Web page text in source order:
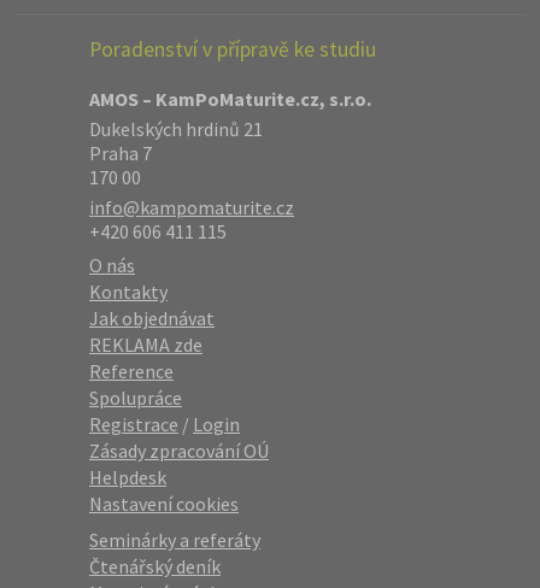
Poradenství v přípravě ke studiu
AMOS – KamPoMaturite.cz, s.r.o.
Dukelských hrdinů 21
Praha 7
170 00
info@kampomaturite.cz
+420 606 411 115
O nás
Kontakty
Jak objednávat
REKLAMA zde
Reference
Spolupráce
Registrace / Login
Zásady zpracování OÚ
Helpdesk
Nastavení cookies
Seminárky a referáty
Čtenářský deník